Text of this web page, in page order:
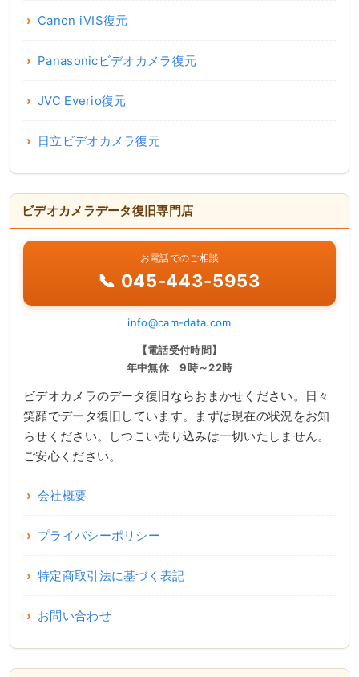
Canon iVIS復元
Panasonicビデオカメラ復元
JVC Everio復元
日立ビデオカメラ復元
ビデオカメラデータ復旧専門店
お電話でのご相談
📞 045-443-5953
info@cam-data.com
【電話受付時間】
年中無休 9時～22時
ビデオカメラのデータ復旧ならおまかせください。日々
笑顔でデータ復旧しています。まずは現在の状況をお知
らせください。しつこい売り込みは一切いたしません。
ご安心ください。
会社概要
プライバシーポリシー
特定商取引法に基づく表記
お問い合わせ